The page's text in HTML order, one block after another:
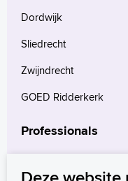
Dordwijk
Sliedrecht
Zwijndrecht
GOED Ridderkerk
Professionals
Verwijzers